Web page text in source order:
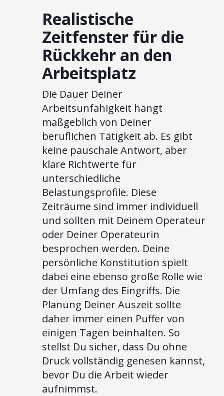
Realistische
Zeitfenster für die
Rückkehr an den
Arbeitsplatz
Die Dauer Deiner
Arbeitsunfähigkeit hängt
maßgeblich von Deiner
beruflichen Tätigkeit ab. Es gibt
keine pauschale Antwort, aber
klare Richtwerte für
unterschiedliche
Belastungsprofile. Diese
Zeiträume sind immer individuell
und sollten mit Deinem Operateur
oder Deiner Operateurin
besprochen werden. Deine
persönliche Konstitution spielt
dabei eine ebenso große Rolle wie
der Umfang des Eingriffs. Die
Planung Deiner Auszeit sollte
daher immer einen Puffer von
einigen Tagen beinhalten. So
stellst Du sicher, dass Du ohne
Druck vollständig genesen kannst,
bevor Du die Arbeit wieder
aufnimmst.